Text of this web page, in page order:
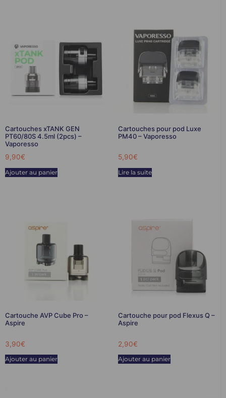
Cartouches xTANK GEN
PT60/80S 4.5ml (2pcs) –
Vaporesso
9,90€
Ajouter au panier
Cartouches pour pod Luxe
PM40 – Vaporesso
5,90€
Lire la suite
Cartouche AVP Cube Pro –
Aspire
3,90€
Ajouter au panier
Cartouche pour pod Flexus Q –
Aspire
2,90€
Ajouter au panier